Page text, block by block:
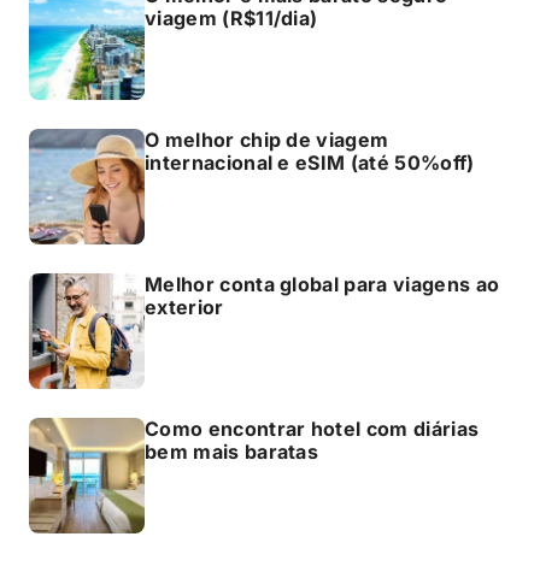
viagem (R$11/dia)
O melhor chip de viagem
internacional e eSIM (até 50%off)
Melhor conta global para viagens ao
exterior
Como encontrar hotel com diárias
bem mais baratas